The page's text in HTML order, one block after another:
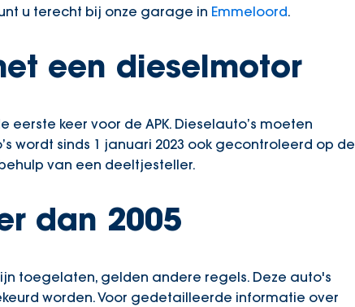
u terecht bij onze garage in Emmeloord.
een dieselmotor
keer voor de APK. Dieselauto’s moeten
wordt sinds 1 januari 2023 ook gecontroleerd op de
van een deeltjesteller.
dan 2005
toegelaten, gelden andere regels. Deze auto's
worden. Voor gedetailleerde informatie over